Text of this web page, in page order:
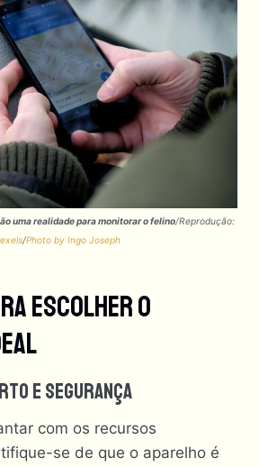
uma realidade para monitorar o felino/Reprodução:
/Photo by Ingo Joseph
Escolher O
E Segurança
com os recursos
se de que o aparelho é